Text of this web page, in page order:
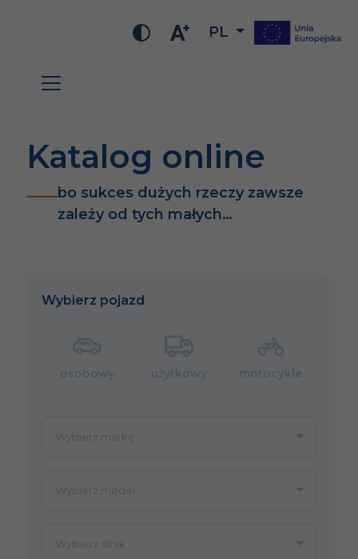
PL
Katalog online
bo sukces dużych rzeczy zawsze
zależy od tych małych…
Wybierz pojazd